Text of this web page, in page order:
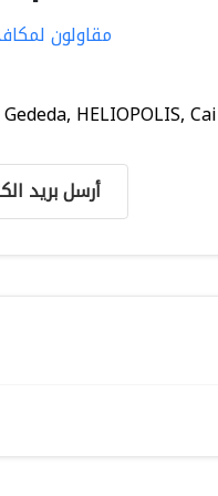
مقاولون
HELIOPOLIS,
أرسل بريد